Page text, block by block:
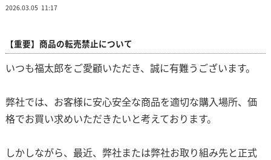
2026.03.05 11:17
【重要】商品の転売禁止について
いつも福太郎をご愛顧いただき、誠に有難うございます。
弊社では、お客様に安心安全な商品を適切な購入場所、価
格でお買い求めいただきたいと考えております。
しかしながら、最近、弊社または弊社お取り組み先と正式